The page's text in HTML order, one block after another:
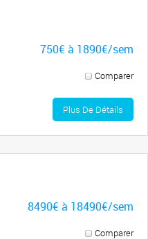
750€ à 1890€/sem
Comparer
Plus De Détails
8490€ à 18490€/sem
Comparer